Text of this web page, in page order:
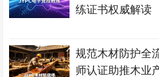
练证书权威解读
规范木材防护全
师认证助推木业